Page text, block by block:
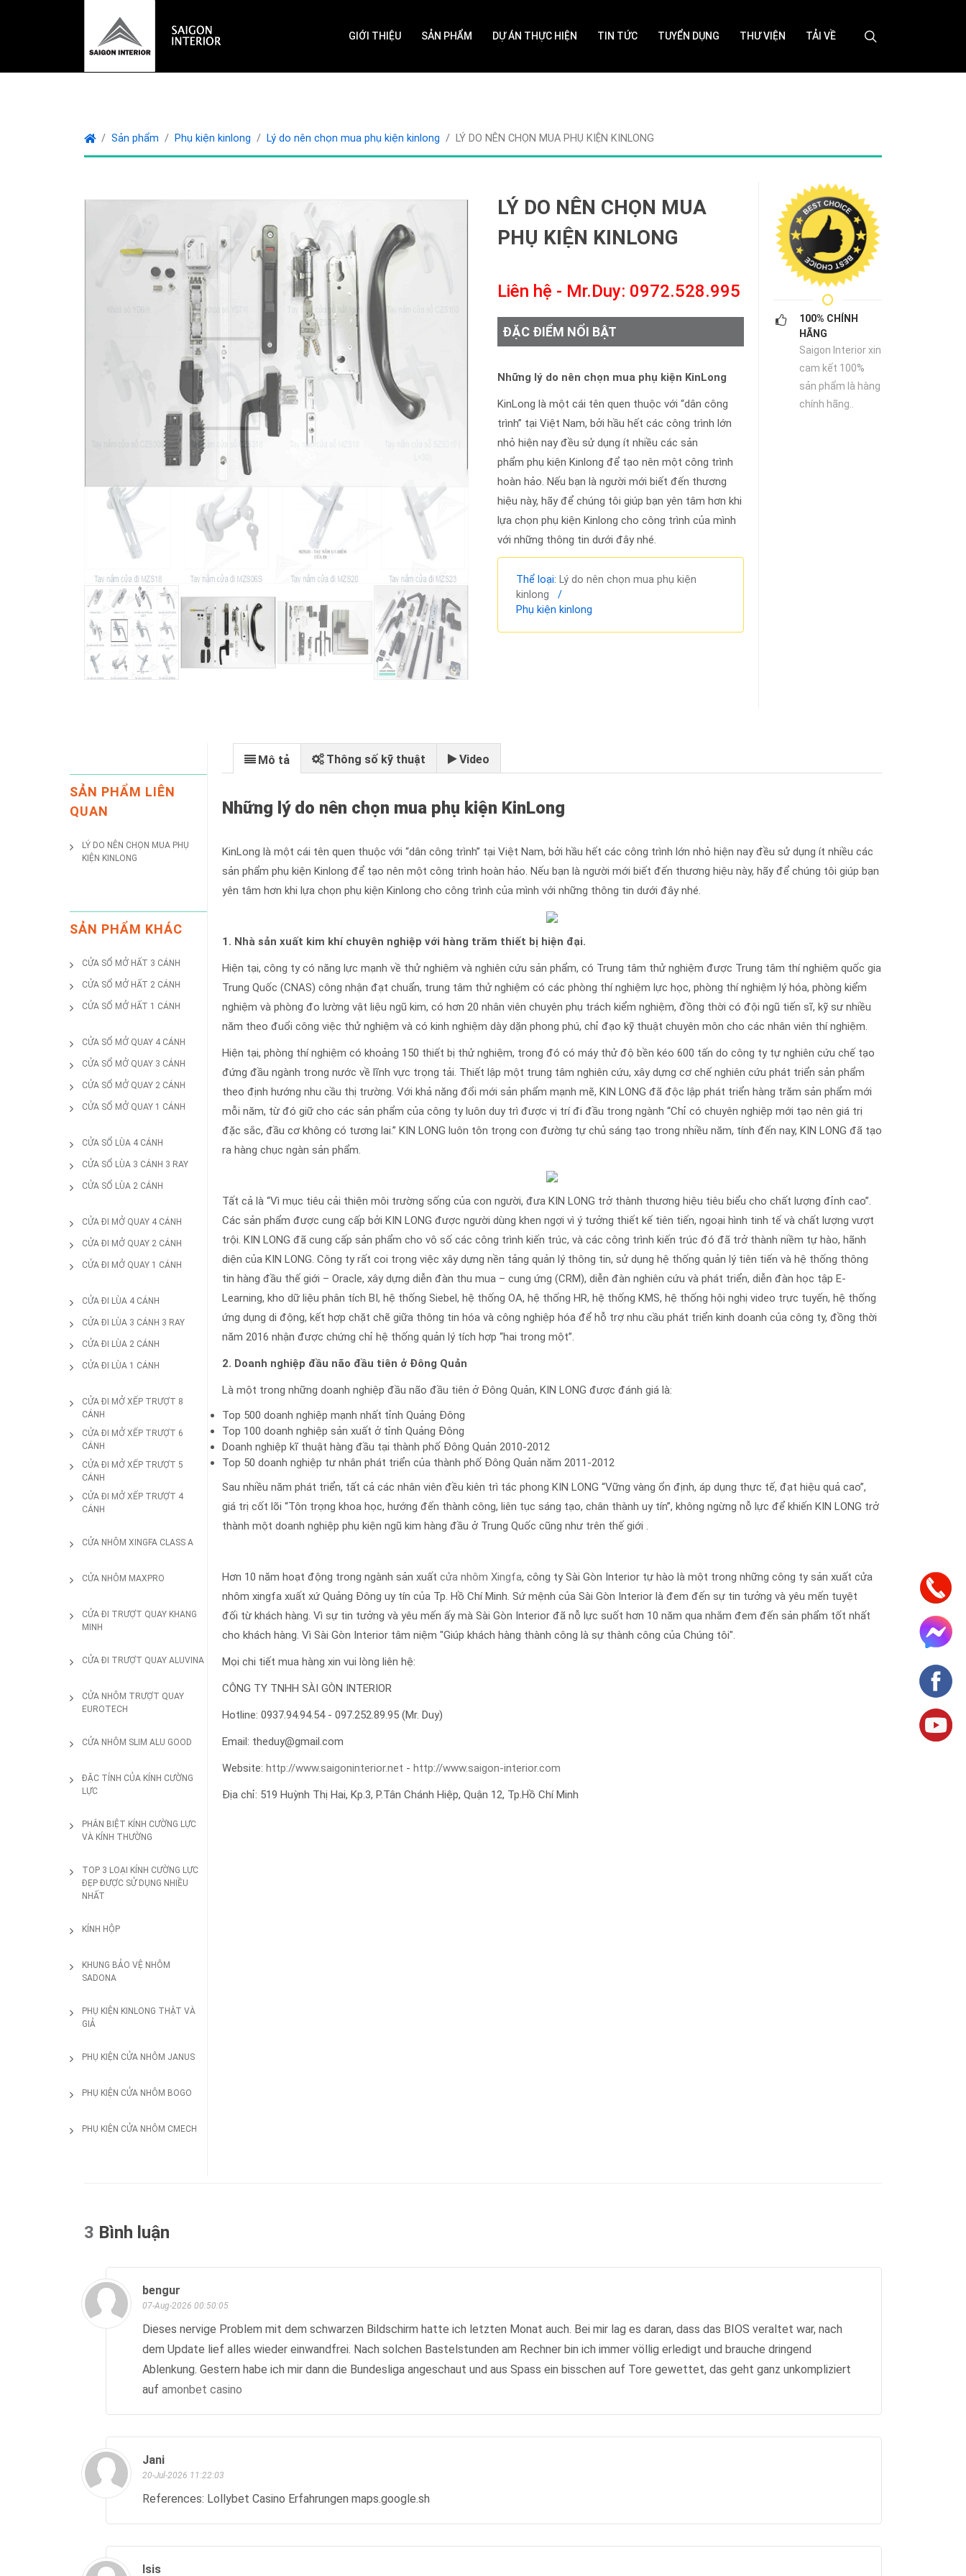
GIỚI THIỆU SẢN PHẨM DỰ ÁN THỰC HIỆN TIN TỨC TUYỂN DỤNG THƯ VIỆN TẢI VỀ
Sản phẩm Phụ kiện kinlong Lý do nên chọn mua phụ kiện kinlong LÝ DO NÊN CHỌN MUA PHỤ KIỆN KINLONG
LÝ DO NÊN CHỌN MUA
PHỤ KIỆN KINLONG
Liên hệ - Mr.Duy: 0972.528.995
ĐẶC ĐIỂM NỔI BẬT
Những lý do nên chọn mua phụ kiện KinLong
KinLong là một cái tên quen thuộc với “dân công
trình” tại Việt Nam, bởi hầu hết các công trình lớn
nhỏ hiện nay đều sử dụng ít nhiều các sản
phẩm phụ kiện Kinlong để tạo nên một công trình
hoàn hảo. Nếu bạn là người mới biết đến thương
hiệu này, hãy để chúng tôi giúp bạn yên tâm hơn khi
lựa chọn phụ kiện Kinlong cho công trình của mình
với những thông tin dưới đây nhé.
Thể loại: Lý do nên chọn mua phụ kiện
kinlong /
Phụ kiện kinlong
100% CHÍNH
HÃNG
Saigon Interior xin
cam kết 100%
sản phẩm là hàng
chính hãng..
SẢN PHẨM LIÊN
QUAN
LÝ DO NÊN CHỌN MUA PHỤ
KIỆN KINLONG
SẢN PHẨM KHÁC
CỬA SỔ MỞ HẤT 3 CÁNH
CỬA SỔ MỞ HẤT 2 CÁNH
CỬA SỔ MỞ HẤT 1 CÁNH
CỬA SỔ MỞ QUAY 4 CÁNH
CỬA SỔ MỞ QUAY 3 CÁNH
CỬA SỔ MỞ QUAY 2 CÁNH
CỬA SỔ MỞ QUAY 1 CÁNH
CỬA SỔ LÙA 4 CÁNH
CỬA SỔ LÙA 3 CÁNH 3 RAY
CỬA SỔ LÙA 2 CÁNH
CỬA ĐI MỞ QUAY 4 CÁNH
CỬA ĐI MỞ QUAY 2 CÁNH
CỬA ĐI MỞ QUAY 1 CÁNH
CỬA ĐI LÙA 4 CÁNH
CỬA ĐI LÙA 3 CÁNH 3 RAY
CỬA ĐI LÙA 2 CÁNH
CỬA ĐI LÙA 1 CÁNH
CỬA ĐI MỞ XẾP TRƯỢT 8
CÁNH
CỬA ĐI MỞ XẾP TRƯỢT 6
CÁNH
CỬA ĐI MỞ XẾP TRƯỢT 5
CÁNH
CỬA ĐI MỞ XẾP TRƯỢT 4
CÁNH
CỬA NHÔM XINGFA CLASS A
CỬA NHÔM MAXPRO
CỬA ĐI TRƯỢT QUAY KHANG
MINH
CỬA ĐI TRƯỢT QUAY ALUVINA
CỬA NHÔM TRƯỢT QUAY
EUROTECH
CỬA NHÔM SLIM ALU GOOD
ĐẶC TÍNH CỦA KÍNH CƯỜNG
LỰC
PHÂN BIỆT KÍNH CƯỜNG LỰC
VÀ KÍNH THƯỜNG
TOP 3 LOẠI KÍNH CƯỜNG LỰC
ĐẸP ĐƯỢC SỬ DỤNG NHIỀU
NHẤT
KÍNH HỘP
KHUNG BẢO VỆ NHÔM
SADONA
PHỤ KIỆN KINLONG THẬT VÀ
GIẢ
PHỤ KIỆN CỬA NHÔM JANUS
PHỤ KIỆN CỬA NHÔM BOGO
PHỤ KIỆN CỬA NHÔM CMECH
Mô tả Thông số kỹ thuật Video
Những lý do nên chọn mua phụ kiện KinLong
KinLong là một cái tên quen thuộc với “dân công trình” tại Việt Nam, bởi hầu hết các công trình lớn nhỏ hiện nay đều sử dụng ít nhiều các
sản phẩm phụ kiện Kinlong để tạo nên một công trình hoàn hảo. Nếu bạn là người mới biết đến thương hiệu này, hãy để chúng tôi giúp bạn
yên tâm hơn khi lựa chọn phụ kiện Kinlong cho công trình của mình với những thông tin dưới đây nhé.
1. Nhà sản xuất kim khí chuyên nghiệp với hàng trăm thiết bị hiện đại.
Hiện tại, công ty có năng lực mạnh về thử nghiệm và nghiên cứu sản phẩm, có Trung tâm thử nghiệm được Trung tâm thí nghiệm quốc gia
Trung Quốc (CNAS) công nhận đạt chuẩn, trung tâm thử nghiệm có các phòng thí nghiệm lực học, phòng thí nghiệm lý hóa, phòng kiểm
nghiệm và phòng đo lường vật liệu ngũ kim, có hơn 20 nhân viên chuyên phụ trách kiểm nghiệm, đồng thời có đội ngũ tiến sĩ, kỹ sư nhiều
năm theo đuổi công việc thử nghiệm và có kinh nghiệm dày dặn phong phú, chỉ đạo kỹ thuật chuyên môn cho các nhân viên thí nghiệm.
Hiện tại, phòng thí nghiệm có khoảng 150 thiết bị thử nghiệm, trong đó có máy thử độ bền kéo 600 tấn do công ty tự nghiên cứu chế tạo
đứng đầu ngành trong nước về lĩnh vực trọng tải. Thiết lập một trung tâm nghiên cứu, xây dựng cơ chế nghiên cứu phát triển sản phẩm
theo định hướng nhu cầu thị trường. Với khả năng đổi mới sản phẩm mạnh mẽ, KIN LONG đã độc lập phát triển hàng trăm sản phẩm mới
mỗi năm, từ đó giữ cho các sản phẩm của công ty luôn duy trì được vị trí đi đầu trong ngành “Chỉ có chuyên nghiệp mới tạo nên giá trị
đặc sắc, đầu cơ không có tương lai.” KIN LONG luôn tôn trọng con đường tự chủ sáng tạo trong nhiều năm, tính đến nay, KIN LONG đã tạo
ra hàng chục ngàn sản phẩm.
Tất cả là “Vì mục tiêu cải thiện môi trường sống của con người, đưa KIN LONG trở thành thương hiệu tiêu biểu cho chất lượng đỉnh cao”.
Các sản phẩm được cung cấp bởi KIN LONG được người dùng khen ngợi vì ý tưởng thiết kế tiên tiến, ngoại hình tinh tế và chất lượng vượt
trội. KIN LONG đã cung cấp sản phẩm cho vô số các công trình kiến trúc, và các công trình kiến trúc đó đã trở thành niềm tự hào, hãnh
diện của KIN LONG. Công ty rất coi trọng việc xây dựng nền tảng quản lý thông tin, sử dụng hệ thống quản lý tiên tiến và hệ thống thông
tin hàng đầu thế giới – Oracle, xây dựng diễn đàn thu mua – cung ứng (CRM), diễn đàn nghiên cứu và phát triển, diễn đàn học tập E-
Learning, kho dữ liệu phân tích BI, hệ thống Siebel, hệ thống OA, hệ thống HR, hệ thống KMS, hệ thống hội nghị video trực tuyến, hệ thống
ứng dụng di động, kết hợp chặt chẽ giữa thông tin hóa và công nghiệp hóa để hỗ trợ nhu cầu phát triển kinh doanh của công ty, đồng thời
năm 2016 nhận được chứng chỉ hệ thống quản lý tích hợp “hai trong một”.
2. Doanh nghiệp đầu não đầu tiên ở Đông Quản
Là một trong những doanh nghiệp đầu não đầu tiên ở Đông Quản, KIN LONG được đánh giá là:
Top 500 doanh nghiệp mạnh nhất tỉnh Quảng Đông
Top 100 doanh nghiệp sản xuất ở tỉnh Quảng Đông
Doanh nghiệp kĩ thuật hàng đầu tại thành phố Đông Quản 2010-2012
Top 50 doanh nghiệp tư nhân phát triển của thành phố Đông Quản năm 2011-2012
Sau nhiều năm phát triển, tất cả các nhân viên đều kiên trì tác phong KIN LONG “Vững vàng ổn định, áp dụng thực tế, đạt hiệu quả cao”,
giá trị cốt lõi “Tôn trọng khoa học, hướng đến thành công, liên tục sáng tạo, chân thành uy tín”, không ngừng nỗ lực để khiến KIN LONG trở
thành một doanh nghiệp phụ kiện ngũ kim hàng đầu ở Trung Quốc cũng như trên thế giới .
Hơn 10 năm hoạt động trong ngành sản xuất cửa nhôm Xingfa, công ty Sài Gòn Interior tự hào là một trong những công ty sản xuất cửa
nhôm xingfa xuất xứ Quảng Đông uy tín của Tp. Hồ Chí Minh. Sứ mệnh của Sài Gòn Interior là đem đến sự tin tưởng và yêu mến tuyệt
đối từ khách hàng. Vì sự tin tưởng và yêu mến ấy mà Sài Gòn Interior đã nỗ lực suốt hơn 10 năm qua nhắm đem đến sản phẩm tốt nhất
cho khách hàng. Vì Sài Gòn Interior tâm niệm "Giúp khách hàng thành công là sự thành công của Chúng tôi".
Mọi chi tiết mua hàng xin vui lòng liên hệ:
CÔNG TY TNHH SÀI GÒN INTERIOR
Hotline: 0937.94.94.54 - 097.252.89.95 (Mr. Duy)
Email: theduy@gmail.com
Website: http://www.saigoninterior.net - http://www.saigon-interior.com
Địa chỉ: 519 Huỳnh Thị Hai, Kp.3, P.Tân Chánh Hiệp, Quận 12, Tp.Hồ Chí Minh
3 Bình luận
bengur
07-Aug-2026 00:50:05
Dieses nervige Problem mit dem schwarzen Bildschirm hatte ich letzten Monat auch. Bei mir lag es daran, dass das BIOS veraltet war, nach
dem Update lief alles wieder einwandfrei. Nach solchen Bastelstunden am Rechner bin ich immer völlig erledigt und brauche dringend
Ablenkung. Gestern habe ich mir dann die Bundesliga angeschaut und aus Spass ein bisschen auf Tore gewettet, das geht ganz unkompliziert
auf amonbet casino
Jani
20-Jul-2026 11:22:03
References: Lollybet Casino Erfahrungen maps.google.sh
Isis